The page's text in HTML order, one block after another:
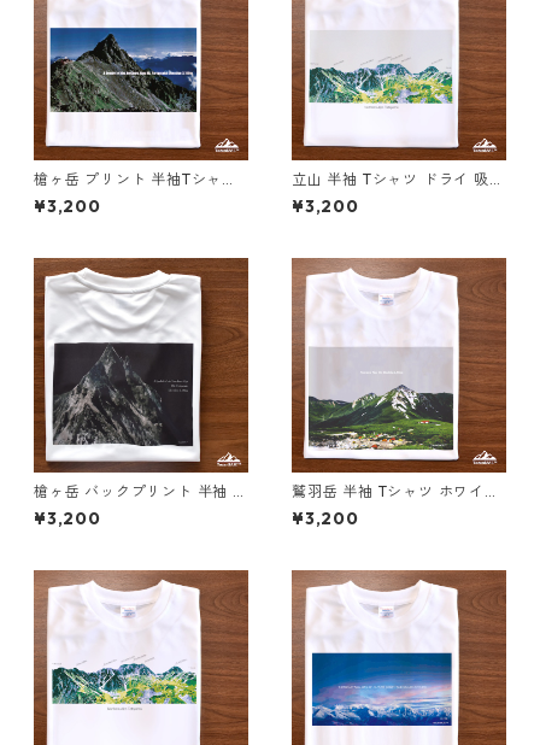
槍ヶ岳 プリント 半袖Tシャツ
ドライ 吸水速乾 山 登山 ホワ
イト 白 スポーツ
¥3,200
立山 半袖 Tシャツ ドライ 吸水
速乾 山 登山 アウトドア 山Tシ
ャツ 山のイラスト（ホワイト
¥3,200
槍ヶ岳 バックプリント 半袖 T
シャツ ホワイト ブラック ドラ
イ 吸水速乾 山 登山 迷彩 カモ
¥3,200
鷲羽岳 半袖 Tシャツ ホワイト
ドライ 吸水速乾 山 登山 アウ
トドア 山Tシャツ 山のイラス
¥3,200